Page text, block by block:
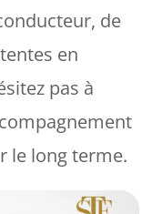
de
en
pas à
le long terme.